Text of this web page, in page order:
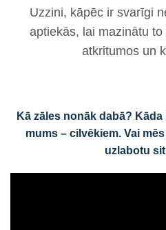
Uzzini, kāpēc ir svarīgi
aptiekās, lai mazinātu
atkritumos un
Kā zāles nonāk dabā?
mums – cilvēkiem. Vai
uzlabotu